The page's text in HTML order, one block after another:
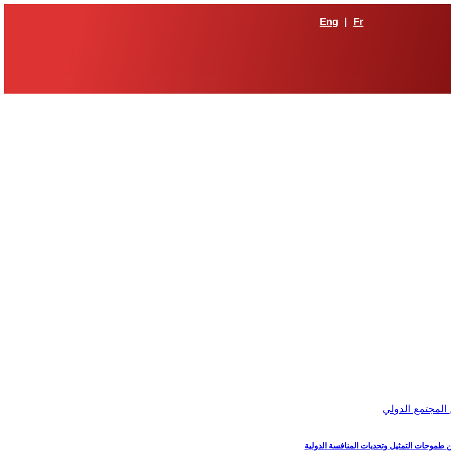
Eng Fr
طموحات التمثيل وتحديات المنافسة الدولية